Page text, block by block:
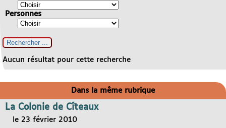
Personnes
Aucun résultat pour cette recherche
Dans la même rubrique
La Colonie de Cîteaux
le 23 février 2010